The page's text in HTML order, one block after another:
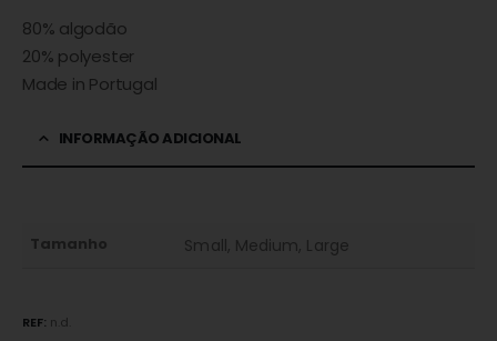
80% algodão
20% polyester
Made in Portugal
INFORMAÇÃO ADICIONAL
Tamanho Small, Medium, Large
REF: n.d.